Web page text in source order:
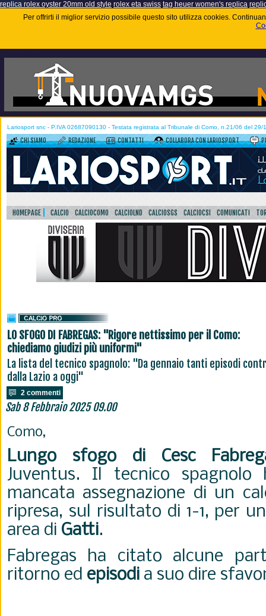
replica rolex oyster 20mm old style rolex eta swiss tag heuer women's replica
Per offrirti il miglior servizio possibile questo sito utilizza cookies.
Lariosport snc - P.IVA 02687090130 - Testata registrata al Tribunale di Como, n.21/06 del 29/
CHI SIAMO REDAZIONE CONTATTI COLLABORA CON LARIOSPORT
HOMEPAGE CALCIO CALCIOCOMO CALCIOLND CALCIOSGS CALCIOCSI COMUNICATI
LO SFOGO DI FABREGAS: "Rigore nettissimo per il Como:
chiediamo giudizi più uniformi"
La lista del tecnico spagnolo: "Da gennaio tanti episodi
dalla Lazio a oggi"
2 commenti
Sab 8 Febbraio 2025 09.00
Como,
Lungo sfogo di Cesc
Juventus. Il tecnico
mancata assegnazione di un
ripresa, sul risultato di 1-1, per
area di Gatti.
Fabregas ha citato alcune
ritorno ed episodi a suo dire